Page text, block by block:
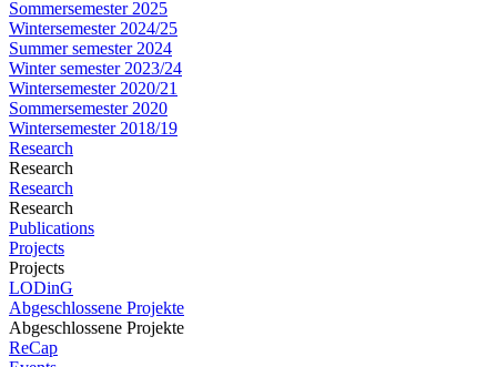
Sommersemester 2025
Wintersemester 2024/25
Summer semester 2024
Winter semester 2023/24
Wintersemester 2020/21
Sommersemester 2020
Wintersemester 2018/19
Research
Research
Research
Research
Publications
Projects
Projects
LODinG
Abgeschlossene Projekte
Abgeschlossene Projekte
ReCap